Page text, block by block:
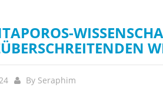
By Seraphim